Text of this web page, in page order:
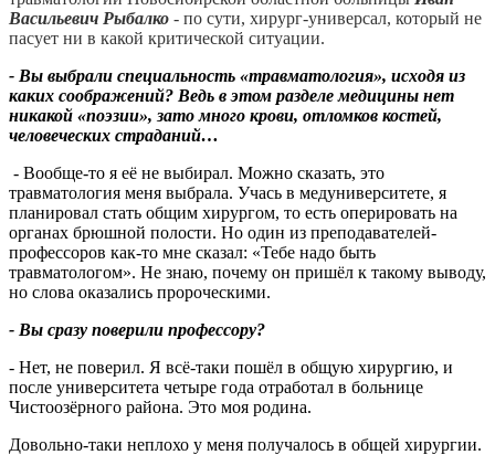
Васильевич Рыбалко - по сути, хирург-универсал, который не
пасует ни в какой критической ситуации.
- Вы выбрали специальность «травматология», исходя из
каких соображений? Ведь в этом разделе медицины нет
никакой «поэзии», зато много крови, отломков костей,
человеческих страданий…
- Вообще-то я её не выбирал. Можно сказать, это
травматология меня выбрала. Учась в медуниверситете, я
планировал стать общим хирургом, то есть оперировать на
органах брюшной полости. Но один из преподавателей-
профессоров как-то мне сказал: «Тебе надо быть
травматологом». Не знаю, почему он пришёл к такому выводу,
но слова оказались пророческими.
- Вы сразу поверили профессору?
- Нет, не поверил. Я всё-таки пошёл в общую хирургию, и
после университета четыре года отработал в больнице
Чистоозёрного района. Это моя родина.
Довольно-таки неплохо у меня получалось в общей хирургии.